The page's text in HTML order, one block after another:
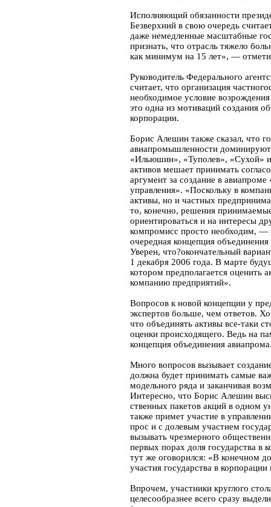
Исполняющий обязанности
Безверхний в свою очередь
даже немедленные масштабные
признать, что отрасль тяжело
как минимум на 15 лет», —
Руководитель Федерального
считает, что организация
необходимое условие
это одна из мотиваций создания
корпорации.
Борис Алешин также сказал, что
авиапромышленности
«Ильюшин», «Туполев», «Сухой»
активов мешает принимать
аргумент за создание в
управления». «Поскольку в
активы, но и частных
то, конечно, решения
ориентироваться и на интересы
компромисс просто необходим,
очередная концепция
Уверен, что?окончательный
1 декабря 2006 года. В марте
котором предполагается оценить
компанию предприятий».
Вопросов к новой концепции у
экспертов больше, чем ответов.
что объединять активы все-таки
оценки происходящего. Ведь на
концепция объединения
Много вопросов вызывает
должна будет принимать самые
модельного ряда и заканчивая
Интересно, что Борис Алешин
ственных пакетов акций в одном
также примет участие в
прос и с долевым участием
вызывать чрезмерного
первых порах доля государства в
тут же оговорился: «В конечном
участия государства в
Впрочем, участники круглого
целесообразнее всего сразу